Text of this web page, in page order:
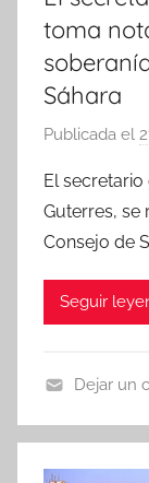
toma
Sáhara
Publicada el
El secretario
Guterres, se
Consejo de
Seguir
o
t
Dejar un